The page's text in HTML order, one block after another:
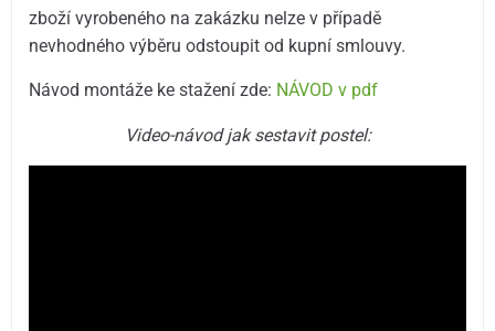
zboží vyrobeného na zakázku nelze v případě
nevhodného výběru odstoupit od kupní smlouvy.
Návod montáže ke stažení zde: NÁVOD v pdf
Video-návod jak sestavit postel: